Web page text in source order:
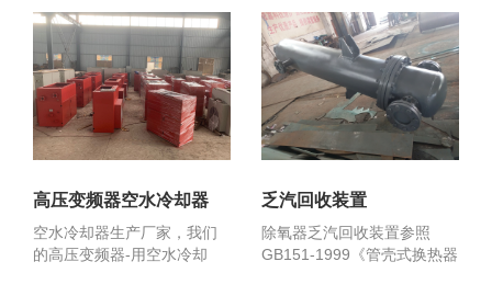
高压变频器空水冷却器
空水冷却器生产厂家，我们
的高压变频器-用空水冷却
乏汽回收装置
除氧器乏汽回收装置参照
GB151-1999《管壳式换热器